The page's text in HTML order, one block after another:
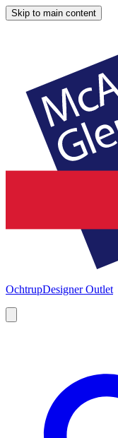
Skip to main content
OchtrupDesigner Outlet